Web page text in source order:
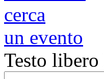
cerca
un evento
Testo libero